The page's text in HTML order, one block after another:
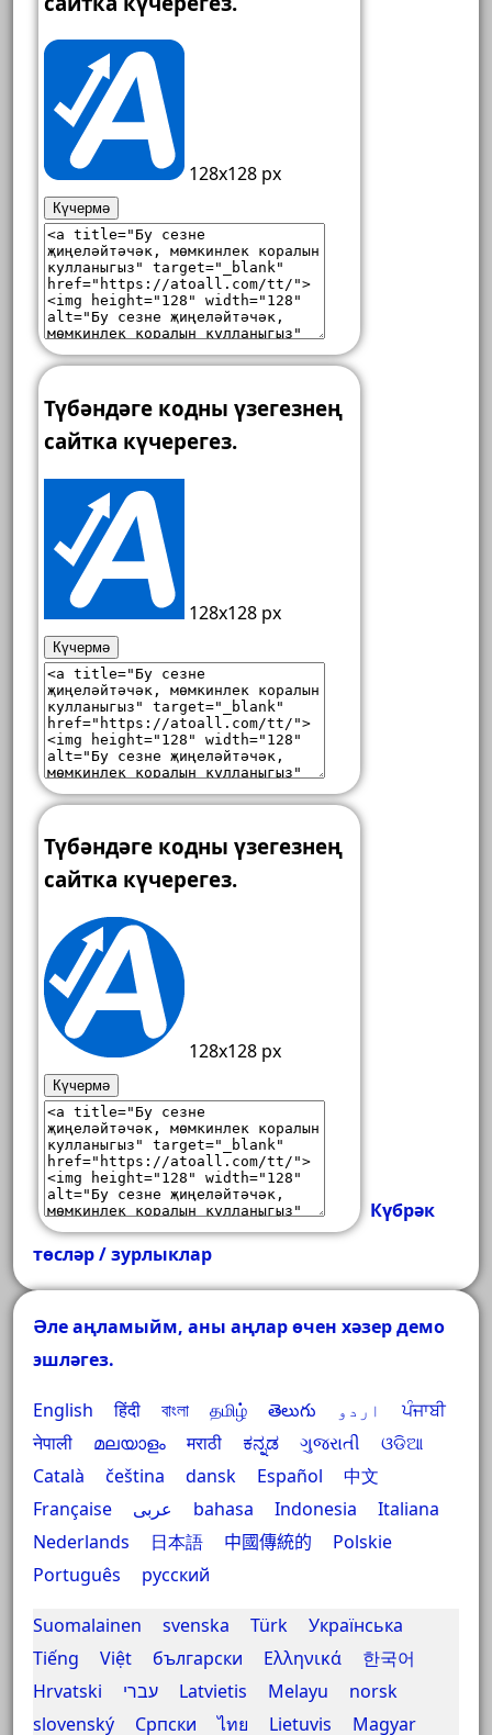
128x128 px
Күчермә
Түбәндәге кодны үзегезнең
сайтка күчерегез.
128x128 px
Күчермә
Түбәндәге кодны үзегезнең
сайтка күчерегез.
128x128 px
Күчермә
Күбрәк
төсләр / зурлыклар
Әле аңламыйм, аны аңлар өчен хәзер демо
эшләгез.
English हिंदी বাংলা தமிழ் తెలుగు اردو
ਪੰਜਾਬੀ
नेपाली
മലയാളം मराठी ಕನ್ನಡ ગુજરાતી
ଓଡିଆ
Català
čeština dansk Español
中文
Française
عربى bahasa Indonesia
Italiana
Nederlands
日本語 中國傳統的
Polskie
Português
русский
Suomalainen svenska Türk
Українська
Tiếng Việt
български Ελληνικά
한국어
Hrvatski
עברי Latvietis Melayu
norsk
slovenský
Српски ไทย Lietuvis Magyar